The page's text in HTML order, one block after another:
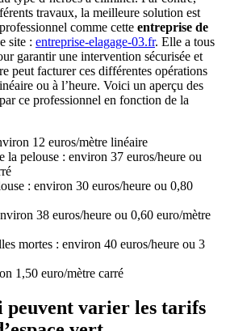
travaux, la meilleure solution est
comme cette entreprise de
site : entreprise-elagage-03.fr. Elle a tous
garantir une intervention sécurisée et
peut facturer ces différentes opérations
ou à l’heure. Voici un aperçu des
ce professionnel en fonction de la
12 euros/mètre linéaire
la pelouse : environ 37 euros/heure ou
: environ 30 euros/heure ou 0,80
38 euros/heure ou 0,60 euro/mètre
mortes : environ 40 euros/heure ou 3
1,50 euro/mètre carré
peuvent varier les tarifs